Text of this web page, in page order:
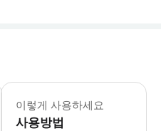
▶ 꼭 알아두세요 반바지 또는 민소매
이렇게 사용하세요
사용방법